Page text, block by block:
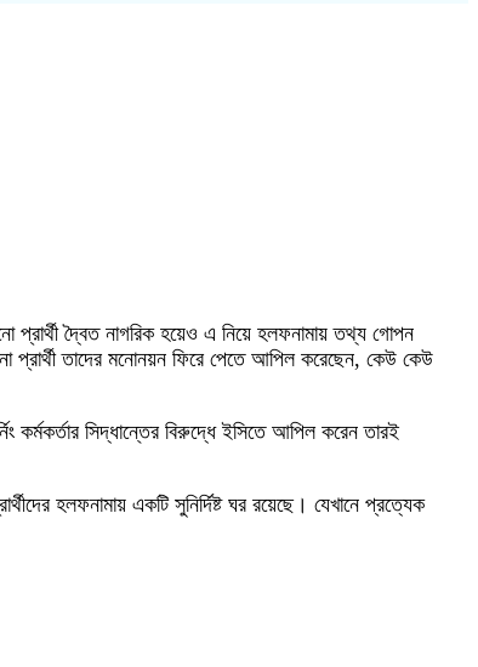
প্রার্থী দ্বৈত নাগরিক হয়েও এ নিয়ে হলফনামায় তথ্য গোপন
প্রার্থী তাদের মনোনয়ন ফিরে পেতে আপিল করেছেন, কেউ কেউ
কর্মকর্তার সিদ্ধান্তের বিরুদ্ধে ইসিতে আপিল করেন তারই
হলফনামায় একটি সুনির্দিষ্ট ঘর রয়েছে। যেখানে প্রত্যেক